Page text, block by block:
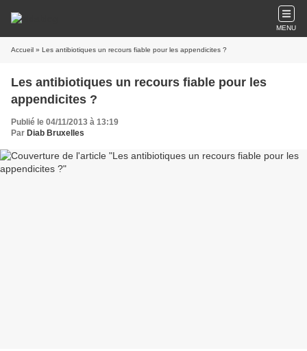
MENU
Accueil » Les antibiotiques un recours fiable pour les appendicites ?
Les antibiotiques un recours fiable pour les
appendicites ?
Publié le 04/11/2013 à 13:19
Par Diab Bruxelles